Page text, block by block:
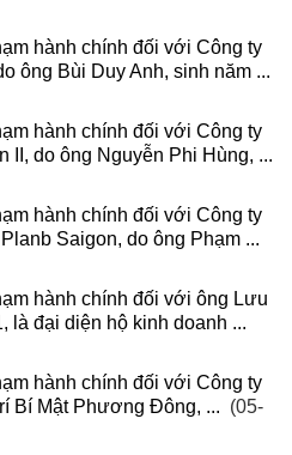
hành chính đối với Công ty
ông Bùi Duy Anh, sinh năm ...
hành chính đối với Công ty
II, do ông Nguyễn Phi Hùng, ...
hành chính đối với Công ty
Saigon, do ông Phạm ...
hành chính đối với ông Lưu
là đại diện hộ kinh doanh ...
hành chính đối với Công ty
Bí Mật Phương Đông, ... (05-